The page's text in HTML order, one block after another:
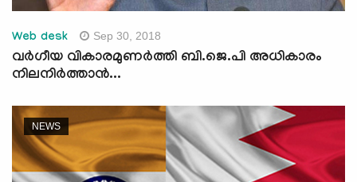
Web desk Sep 30, 2018
വര്‍ഗീയ വികാരമുണര്‍ത്തി ബി.ജെ.പി അധികാരം
നിലനിര്‍ത്താന്‍...
NEWS